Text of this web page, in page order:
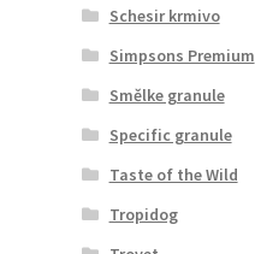
Schesir krmivo
Simpsons Premium
Smělke granule
Specific granule
Taste of the Wild
Tropidog